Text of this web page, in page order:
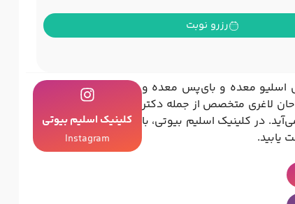
رزرو نوبت
اسلیو معده و بای‌پس معده و
لاغری متخصص از جمله دکتر
در کلینیک اسلیم بیوتی، با
یابید.
کلینیک اسلیم بیوتی
Instagram